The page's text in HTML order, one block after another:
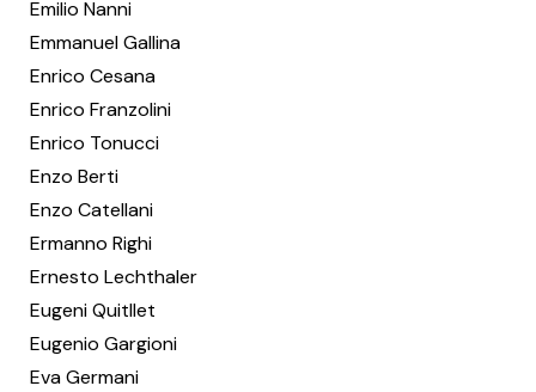
Emilio Nanni
Emmanuel Gallina
Enrico Cesana
Enrico Franzolini
Enrico Tonucci
Enzo Berti
Enzo Catellani
Ermanno Righi
Ernesto Lechthaler
Eugeni Quitllet
Eugenio Gargioni
Eva Germani